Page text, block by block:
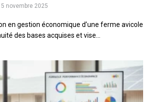
novembre 2025
en gestion économique d’une ferme avicole
des bases acquises et vise...